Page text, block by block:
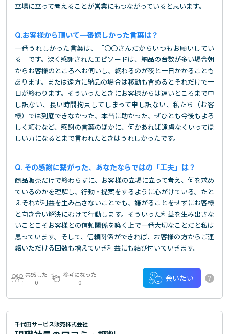
立場に立って考えることが営業にもつながっていると思います。
お客様から頂いて一番嬉しかった言葉は？
一番うれしかった言葉は、「〇〇さんだからいつもお願いしてい
る」です。深く感謝されたエピソードは、納品の台数が多い場合朝
からお客様のところへお伺いし、終わるのが夜と一日かかることも
あります。または遠方に納品の場合は移動も含めるとそれだけで一
日が終わります。そういったときにお客様からは遠いところまで申
し訳ない、長い時間拘束してしまって申し訳ない、私たち（お客
様）では到底できなかった、本当に助かった、ぜひとも今後もよろ
しく頼むなど、感謝の言葉のほかに、何かあれば遠慮なくいってほ
しい力になるとまで言われたときはうれしかったです。
その感謝に繋がった、あなたならではの「工夫」は？
商品販売だけで終わらずに、お客様の立場に立って考え、何を求め
ているのかを理解し、行動・提案をするように心がけている。たと
えそれが利益を生み出さないことでも、嫌がることをせずにお客様
と向き合い解決にむけて行動します。そういった利益を生み出さな
いことこそお客様との信頼関係を築く上で一番大切なことだと私は
思っています。そして、信頼関係ができれば、お客様の方からご連
絡いただける回数も増えていき利益にも結び付いていきます。
共感した
0
参考になった
0
会いたい ?
千代田サービス販売株式会社